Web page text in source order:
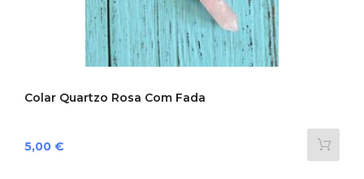
Colar Quartzo Rosa Com Fada
Preço
5,00 €